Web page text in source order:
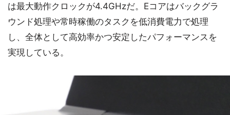
は最大動作クロックが4.4GHzだ。Eコアはバックグラ
ウンド処理や常時稼働のタスクを低消費電力で処理
し、全体として高効率かつ安定したパフォーマンスを
実現している。